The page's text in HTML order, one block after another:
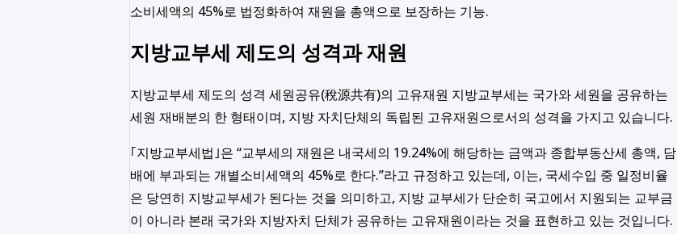
소비세액의 45%로 법정화하여 재원을 총액으로 보장하는 기능.
지방교부세 제도의 성격과 재원
지방교부세 제도의 성격 세원공유(稅源共有)의 고유재원 지방교부세는 국가와 세원을 공유하는
세원 재배분의 한 형태이며, 지방 자치단체의 독립된 고유재원으로서의 성격을 가지고 있습니다.
｢지방교부세법｣은 “교부세의 재원은 내국세의 19.24%에 해당하는 금액과 종합부동산세 총액, 담
배에 부과되는 개별소비세액의 45%로 한다.”라고 규정하고 있는데, 이는, 국세수입 중 일정비율
은 당연히 지방교부세가 된다는 것을 의미하고, 지방 교부세가 단순히 국고에서 지원되는 교부금
이 아니라 본래 국가와 지방자치 단체가 공유하는 고유재원이라는 것을 표현하고 있는 것입니다.